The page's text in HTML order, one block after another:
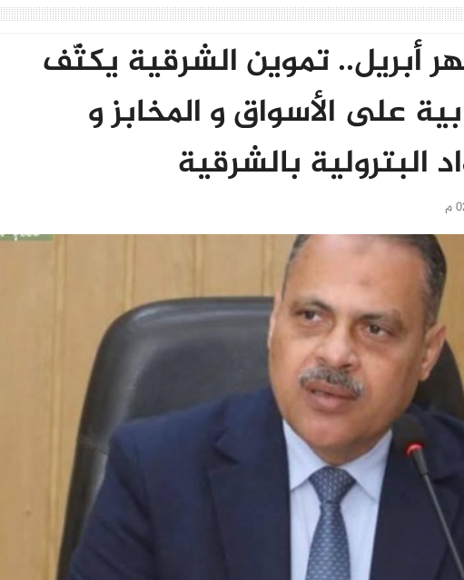
أبريل.. تموين الشرقية يكثّف
على الأسواق و المخابز و
البترولية بالشرقية